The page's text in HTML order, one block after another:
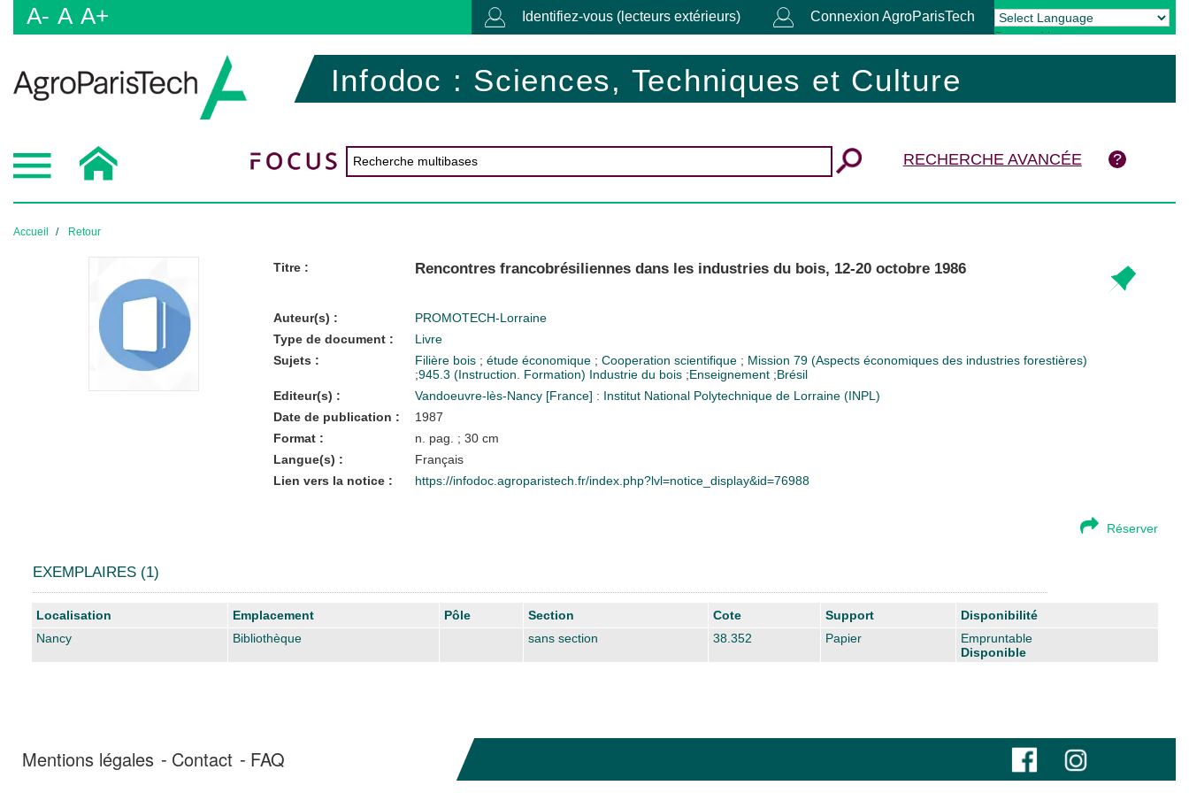
A- A A+ Identifiez-vous (lecteurs extérieurs) Connexion AgroParisTech
Powered by Translate
Infodoc : Sciences, Techniques et Culture
RECHERCHE AVANCÉE
Accueil Retour
Titre : Rencontres francobrésiliennes dans les industries du bois, 12-20 octobre 1986
Auteur(s) :
PROMOTECH-Lorraine
Type de document :
Livre
Sujets :
Filière bois ; étude économique ; Cooperation scientifique ; Mission 79 (Aspects économiques des industries forestières)
;945.3 (Instruction. Formation) Industrie du bois ;Enseignement ;Brésil
Editeur(s) :
Vandoeuvre-lès-Nancy [France] : Institut National Polytechnique de Lorraine (INPL)
Date de publication :
1987
Format :
n. pag. ; 30 cm
Langue(s) :
Français
Lien vers la notice :
https://infodoc.agroparistech.fr/index.php?lvl=notice_display&id=76988
Réserver
EXEMPLAIRES (1)
Liste des exemplaires
Localisation Emplacement Pôle Section Cote Support
Disponibilité
Nancy
Bibliothèque sans section 38.352 Papier
Empruntable
Disponible
Mentions légales Contact FAQ